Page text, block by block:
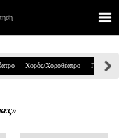
Χορός/Χοροθέατρο Παιδικά